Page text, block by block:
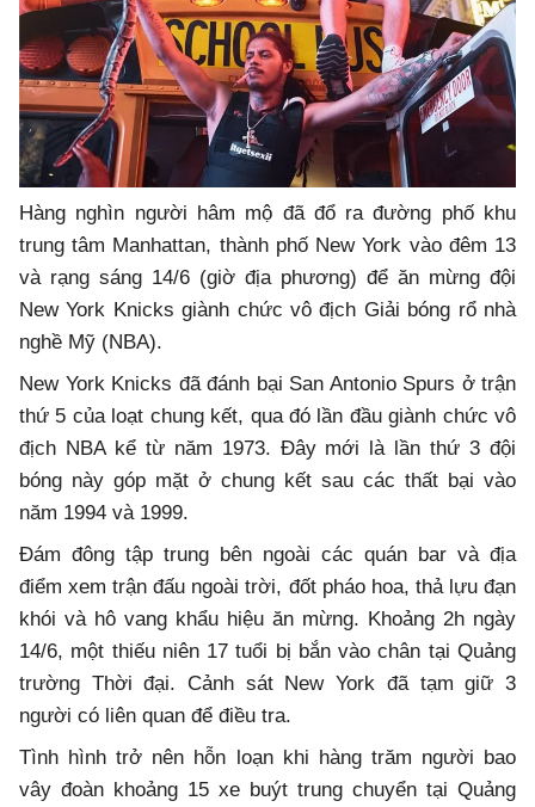
Hàng nghìn người hâm mộ đã đổ ra đường phố khu
trung tâm Manhattan, thành phố New York vào đêm 13
và rạng sáng 14/6 (giờ địa phương) để ăn mừng đội
New York Knicks giành chức vô địch Giải bóng rổ nhà
nghề Mỹ (NBA).
New York Knicks đã đánh bại San Antonio Spurs ở trận
thứ 5 của loạt chung kết, qua đó lần đầu giành chức vô
địch NBA kể từ năm 1973. Đây mới là lần thứ 3 đội
bóng này góp mặt ở chung kết sau các thất bại vào
năm 1994 và 1999.
Đám đông tập trung bên ngoài các quán bar và địa
điểm xem trận đấu ngoài trời, đốt pháo hoa, thả lựu đạn
khói và hô vang khẩu hiệu ăn mừng. Khoảng 2h ngày
14/6, một thiếu niên 17 tuổi bị bắn vào chân tại Quảng
trường Thời đại. Cảnh sát New York đã tạm giữ 3
người có liên quan để điều tra.
Tình hình trở nên hỗn loạn khi hàng trăm người bao
vây đoàn khoảng 15 xe buýt trung chuyển tại Quảng